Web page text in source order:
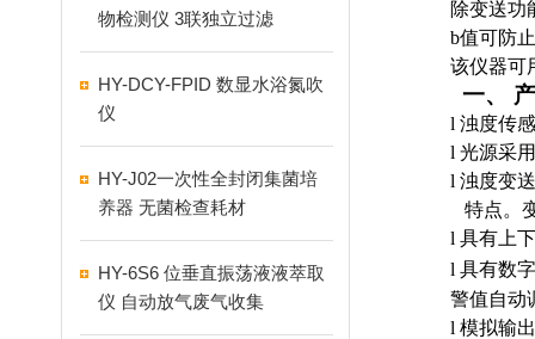
物检测仪 3联独立过滤
HY-DCY-FPID 数显水浴氮吹
仪
HY-J02一次性全封闭集菌培
养器 无菌检查耗材
HY-6S6 位垂直振荡液液萃取
仪 自动放气废气收集
除变送功
b值可防
该仪器可
一、
l 浊度传
l 光源采
l 浊度变
特点。
l 具有上
l 具有数
警值自动
l 模拟输出